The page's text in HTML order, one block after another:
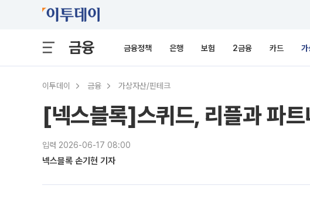
금융 금융정책 은행 보험 2금융 카드 가
이투데이 금융 가상자산/핀테크
[넥스블록]스퀴드, 리플과 파
입력 2026-06-17 08:00
넥스블록 손기현 기자